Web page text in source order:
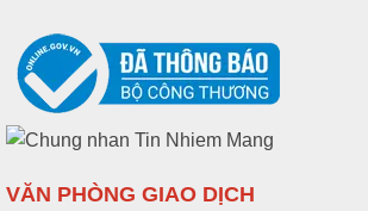
VĂN PHÒNG GIAO DỊCH